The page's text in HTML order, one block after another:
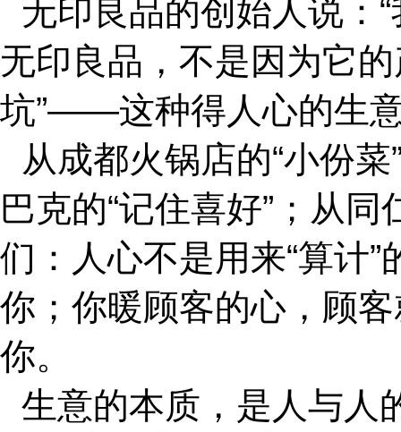
无印良品的创始人说：
无印良品，不是因为它
坑”——这种得人心的生意
从成都火锅店的“小份
巴克的“记住喜好”；从
们：人心不是用来“算计
你；你暖顾客的心，顾
你。
生意的本质，是人与